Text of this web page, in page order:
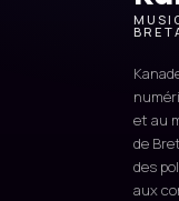
et au
de
des
aux